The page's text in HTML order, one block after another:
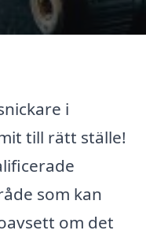
i
till rätt ställe!
som kan
om det